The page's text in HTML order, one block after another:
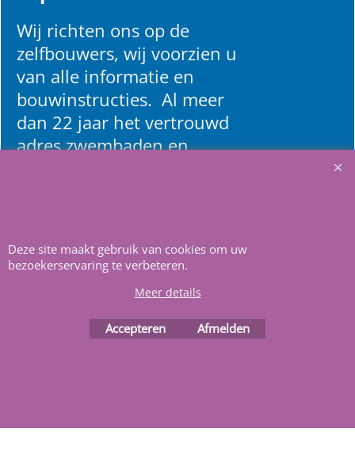
Wij richten ons op de
zelfbouwers, wij voorzien u
van alle informatie en
bouwinstructies. Al meer
dan 22 jaar het vertrouwd
adres zwembaden en
Deze site maakt gebruik van cookies om uw
bezoekerservaring te verbeteren.
Meer details
Accepteren Afmelden